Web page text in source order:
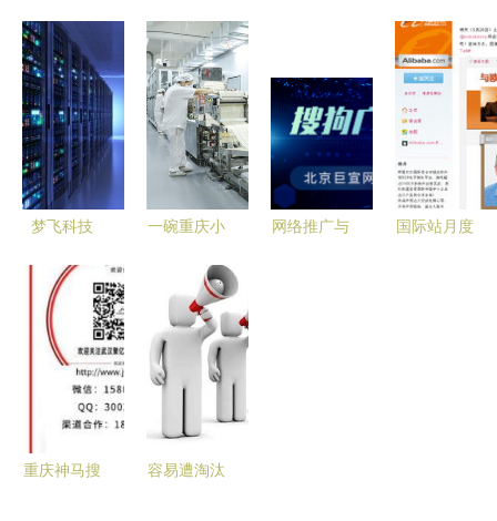
的推广策略
与实践
升润科技的
全方位支持
之道
上线，开启
技术推广服
务新篇章
我市召开兽
药减量行动
计划与无抗
养殖技术推
广暨联盟筹
备会
梦飞科技
务器租用引
领深圳网站
建设与技术
推广新方向
一碗重庆小
命:从街头
小摊到全球
网络推广与
国际站月度
重庆神马搜
容易遭淘汰